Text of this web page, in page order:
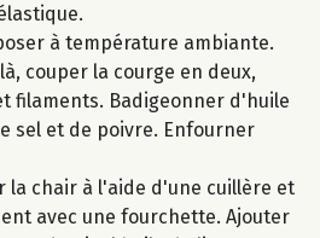
à température ambiante.
couper la courge en deux,
filaments. Badigeonner d'huile
sel et de poivre. Enfourner
la chair à l'aide d'une cuillère et
avec une fourchette. Ajouter